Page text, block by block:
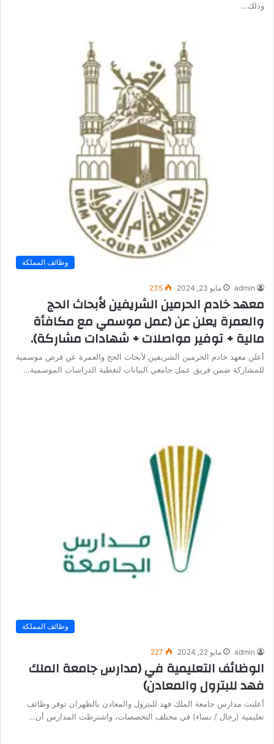
وذلك…
وظائف المملكة
admin مايو 23, 2024 235
معهد خادم الحرمين الشريفين لأبحاث الحج
والعمرة يعلن عن (عمل موسمي مع مكافأة
مالية + توفير مواصلات + شهادات مشاركة).
أعلن معهد خادم الحرمين الشريفين لأبحاث الحج والعمرة عن فرص موسمية
للمشاركة ضمن فريق عمل جامعي البيانات لتغطية الدراسات الموسمية…
وظائف المملكة
admin مايو 22, 2024 227
الوظائف التعليمية في (مدارس جامعة الملك
فهد للبترول والمعادن)
أعلنت مدارس جامعة الملك فهد للبترول والمعادن بالظهران توفر وظائف
تعليمية (رجال / نساء) في مختلف التخصصات، واشترطت المدارس أن…